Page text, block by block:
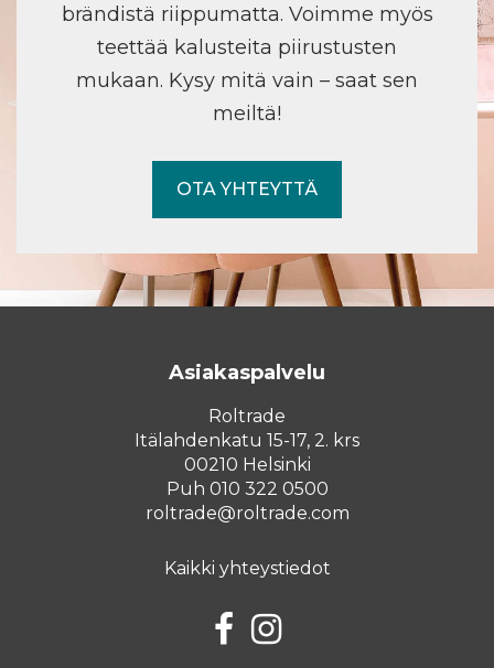
brändistä riippumatta. Voimme myös
teettää kalusteita piirustusten
mukaan. Kysy mitä vain – saat sen
meiltä!
OTA YHTEYTTÄ
Asiakaspalvelu
Roltrade
Itälahdenkatu 15-17, 2. krs
00210 Helsinki
Puh 010 322 0500
roltrade@roltrade.com
Kaikki yhteystiedot
FacebookInstagram